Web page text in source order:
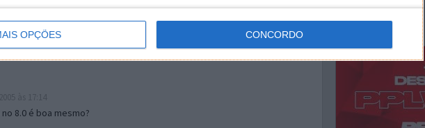
OPÇÕES CONCORDO
17:00
8.0 é boa mesmo?